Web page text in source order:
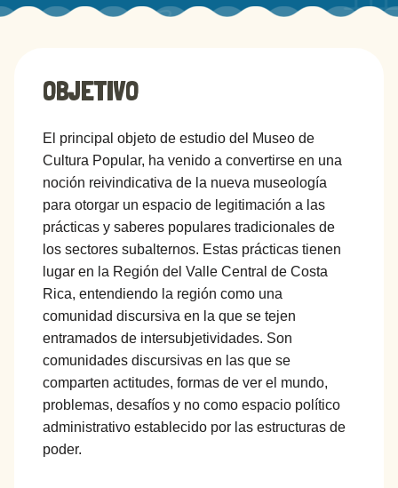
OBJETIVO
El principal objeto de estudio del Museo de
Cultura Popular, ha venido a convertirse en una
noción reivindicativa de la nueva museología
para otorgar un espacio de legitimación a las
prácticas y saberes populares tradicionales de
los sectores subalternos. Estas prácticas tienen
lugar en la Región del Valle Central de Costa
Rica, entendiendo la región como una
comunidad discursiva en la que se tejen
entramados de intersubjetividades. Son
comunidades discursivas en las que se
comparten actitudes, formas de ver el mundo,
problemas, desafíos y no como espacio político
administrativo establecido por las estructuras de
poder.